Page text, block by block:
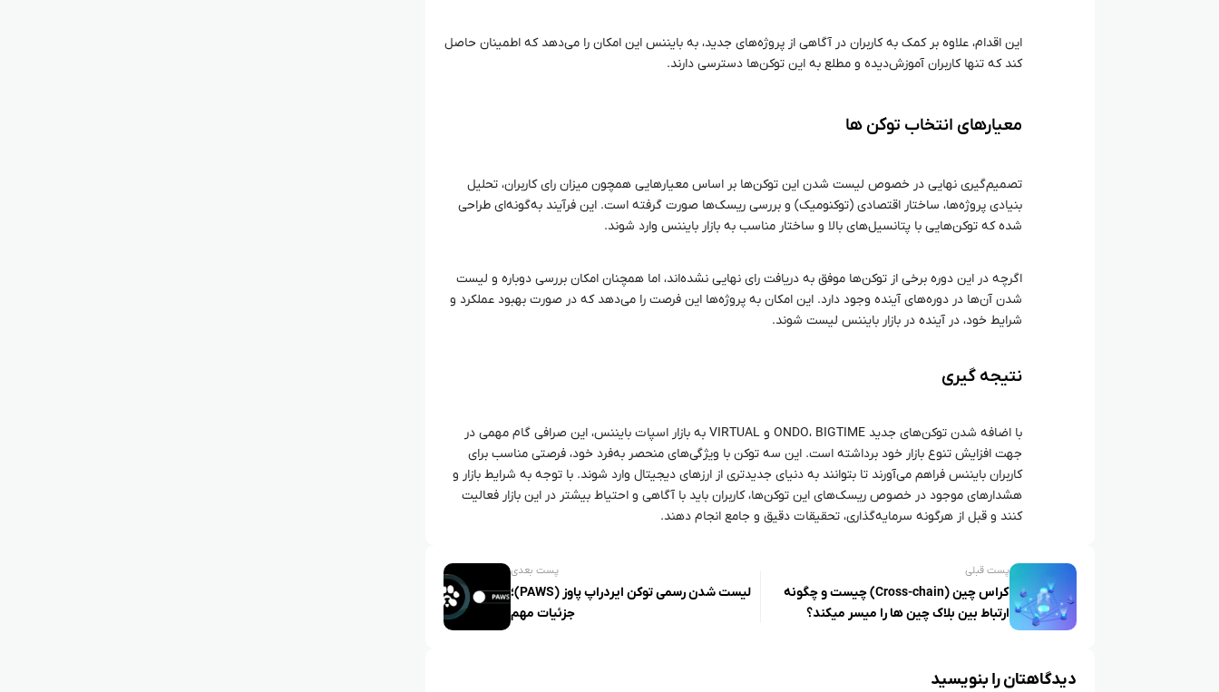
این اقدام، علاوه بر کمک به کاربران در آگاهی از پروژه‌های جدید، به بایننس این امکان را می‌دهد که اطمینان حاصل
کند که تنها کاربران آموزش‌دیده و مطلع به این توکن‌ها دسترسی دارند.
معیارهای انتخاب توکن‌ ها
تصمیم‌گیری نهایی در خصوص لیست شدن این توکن‌ها بر اساس معیارهایی همچون میزان رای کاربران، تحلیل
بنیادی پروژه‌ها، ساختار اقتصادی (توکنومیک) و بررسی ریسک‌ها صورت گرفته است. این فرآیند به‌گونه‌ای طراحی
شده که توکن‌هایی با پتانسیل‌های بالا و ساختار مناسب به بازار بایننس وارد شوند.
اگرچه در این دوره برخی از توکن‌ها موفق به دریافت رای نهایی نشده‌اند، اما همچنان امکان بررسی دوباره و لیست
شدن آن‌ها در دوره‌های آینده وجود دارد. این امکان به پروژه‌ها این فرصت را می‌دهد که در صورت بهبود عملکرد و
شرایط خود، در آینده در بازار بایننس لیست شوند.
نتیجه‌ گیری
با اضافه شدن توکن‌های جدید ONDO، BIGTIME و VIRTUAL به بازار اسپات بایننس، این صرافی گام مهمی در
جهت افزایش تنوع بازار خود برداشته است. این سه توکن با ویژگی‌های منحصر به‌فرد خود، فرصتی مناسب برای
کاربران بایننس فراهم می‌آورند تا بتوانند به دنیای جدیدتری از ارزهای دیجیتال وارد شوند. با توجه به شرایط بازار و
هشدارهای موجود در خصوص ریسک‌های این توکن‌ها، کاربران باید با آگاهی و احتیاط بیشتر در این بازار فعالیت
کنند و قبل از هرگونه سرمایه‌گذاری، تحقیقات دقیق و جامع انجام دهند.
پست قبلی
کراس‌ چین (Cross-chain) چیست و چگونه
ارتباط بین بلاک‌ چین‌ ها را میسر میکند؟
پست بعدی
لیست شدن رسمی توکن ایردراپ پاوز (PAWS)؛
جزئیات مهم
دیدگاهتان را بنویسید